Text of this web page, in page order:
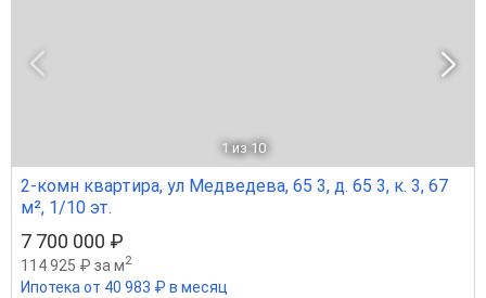
1 из 10
2-комн квартира, ул Медведева, 65 3, д. 65 3, к. 3, 67
м², 1/10 эт.
7 700 000 ₽
114 925 ₽ за м2
Ипотека от 40 983 ₽ в месяц